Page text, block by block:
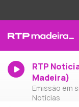
RTP
Madeira)
Emissão em
Notícias